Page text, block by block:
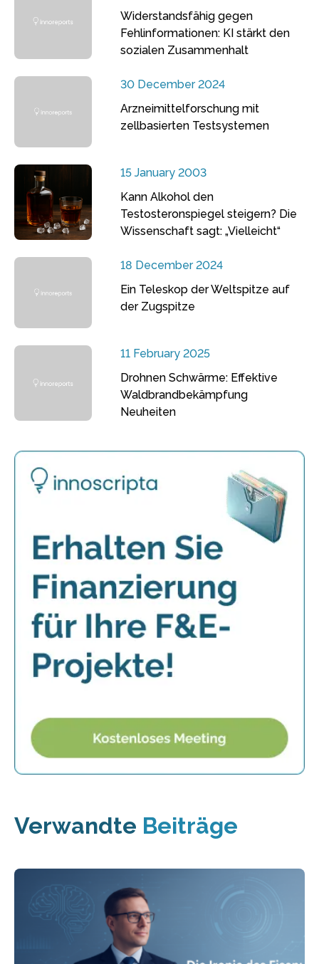
Widerstandsfähig gegen
Fehlinformationen: KI stärkt den
sozialen Zusammenhalt
30 December 2024
Arzneimittelforschung mit
zellbasierten Testsystemen
15 January 2003
Kann Alkohol den
Testosteronspiegel steigern? Die
Wissenschaft sagt: „Vielleicht“
18 December 2024
Ein Teleskop der Weltspitze auf
der Zugspitze
11 February 2025
Drohnen Schwärme: Effektive
Waldbrandbekämpfung
Neuheiten
Verwandte Beiträge